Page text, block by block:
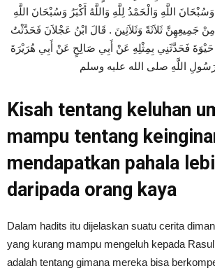
اللَّهِ وَالْحَمْدُ لِلَّهِ وَاللَّهُ أَكْبَرُ وَسُبْحَانَ اللَّهِ
جَمِيعِهِنَّ ثَلاَثَةً وَثَلاَثِينَ ‏.‏ قَالَ ابْنُ عَجْلاَنَ فَحَدَّثْتُ
حَيْوَةَ فَحَدَّثَنِي بِمِثْلِهِ عَنْ أَبِي صَالِحٍ عَنْ أَبِي هُرَيْرَةَ
اللَّهِ صلى الله عليه وسلم
Kisah tentang keluhan
mampu tentang
mendapatkan pahala
daripada orang kaya
Dalam hadits itu dijelaskan suatu cerita
yang kurang mampu mengeluh kepada
adalah tentang gimana mereka bisa